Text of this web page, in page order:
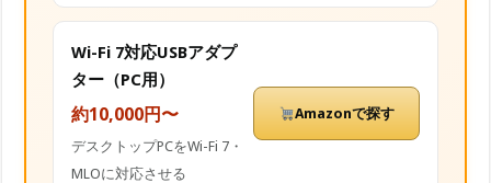
Wi-Fi 7対応USBアダプ
ター（PC用）
約10,000円〜
デスクトップPCをWi-Fi 7・
MLOに対応させる
Amazonで探す